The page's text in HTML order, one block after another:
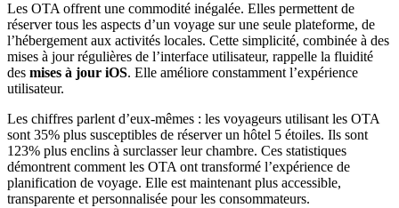
Les OTA offrent une commodité inégalée. Elles permettent de
réserver tous les aspects d’un voyage sur une seule plateforme, de
l’hébergement aux activités locales. Cette simplicité, combinée à des
mises à jour régulières de l’interface utilisateur, rappelle la fluidité
des mises à jour iOS. Elle améliore constamment l’expérience
utilisateur.
Les chiffres parlent d’eux-mêmes : les voyageurs utilisant les OTA
sont 35% plus susceptibles de réserver un hôtel 5 étoiles. Ils sont
123% plus enclins à surclasser leur chambre. Ces statistiques
démontrent comment les OTA ont transformé l’expérience de
planification de voyage. Elle est maintenant plus accessible,
transparente et personnalisée pour les consommateurs.